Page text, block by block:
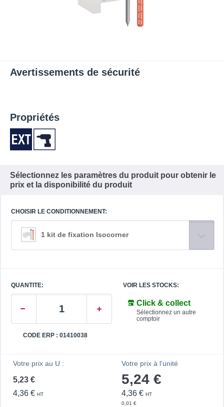
Avertissements de sécurité
Propriétés
Sélectionnez les paramètres du produit pour obtenir le
prix et la disponibilité du produit
CHOISIR LE CONDITIONNEMENT:
1 kit de fixation Isocorner
QUANTITE:
CODE ERP : 01410038
VOIR LES STOCKS:
Click & collect
Sélectionnez un autre
comptoir
Votre prix au U :
5,23 €
4,36 € HT
Votre prix à l'unité
5,24 €
4,36 € HT
0,01 €